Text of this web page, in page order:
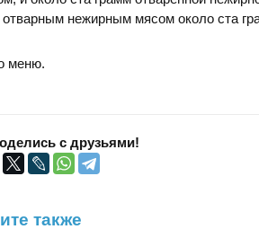
нежирным мясом около ста
меню.
с друзьями!
также